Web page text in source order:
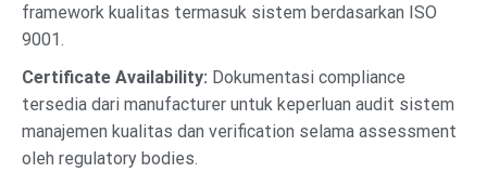
framework kualitas termasuk sistem berdasarkan ISO
9001.
Certificate Availability: Dokumentasi compliance
tersedia dari manufacturer untuk keperluan audit sistem
manajemen kualitas dan verification selama assessment
oleh regulatory bodies.